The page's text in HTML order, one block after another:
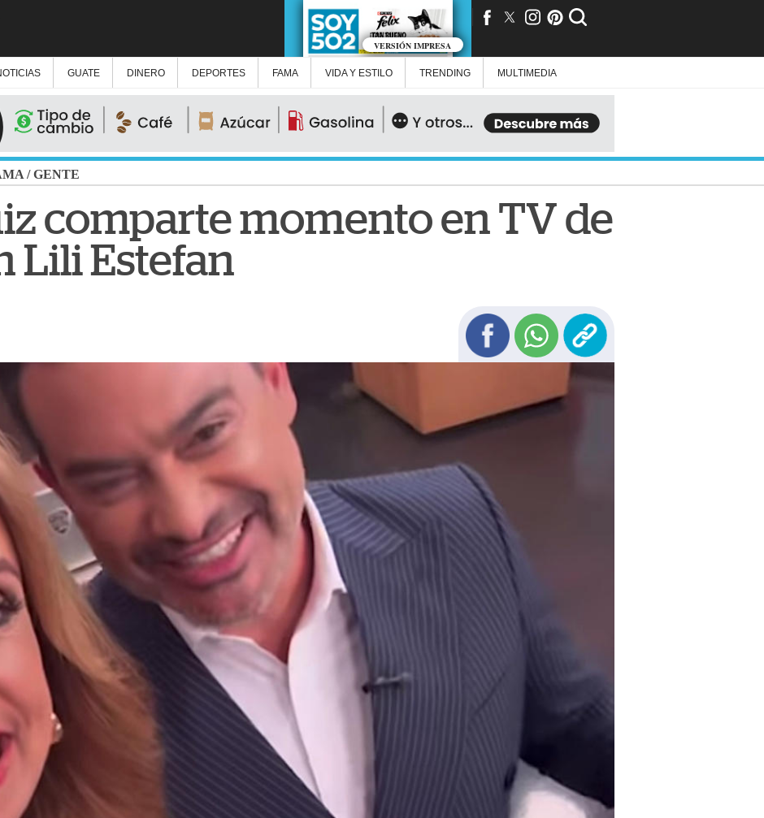
VERSIÓN IMPRESA
GUATE DINERO DEPORTES FAMA VIDA Y ESTILO TRENDING MULTIMEDIA
/GENTE
comparte momento en TV de
Lili Estefan